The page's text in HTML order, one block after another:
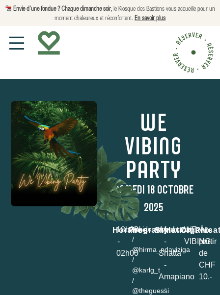
Envie d’une fondue ? Chaque dimanche soir, le Kiosque des Bastions vous accueille pour un
moment chaleureux et réconfortant. En savoir plus
WE
VIBING
PARTY
SAMEDI 18 OCTOBRE
2025
Horaires
18h30
-
02h00
Programmation
@kidcrayola
/
@hirma_ndayiziga
/
@karlg_t
/
@theguessi
Style
Afrobeats
-
Shatta
-
Amapiano
-
WE
VIBING
Prix
À
partir
de
CHF
10.-